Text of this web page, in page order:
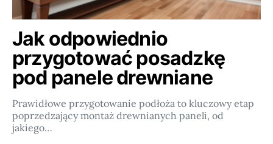
Jak odpowiednio
przygotować posadzkę
pod panele drewniane
Prawidłowe przygotowanie podłoża to kluczowy etap
poprzedzający montaż drewnianych paneli, od
jakiego…